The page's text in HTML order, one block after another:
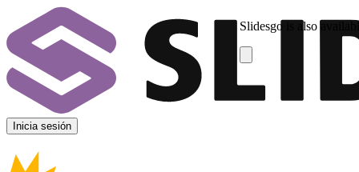
Slidesgo is also
Inicia sesión